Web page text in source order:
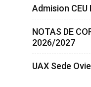
Admision
NOTAS DE
2026/2027
UAX Sede